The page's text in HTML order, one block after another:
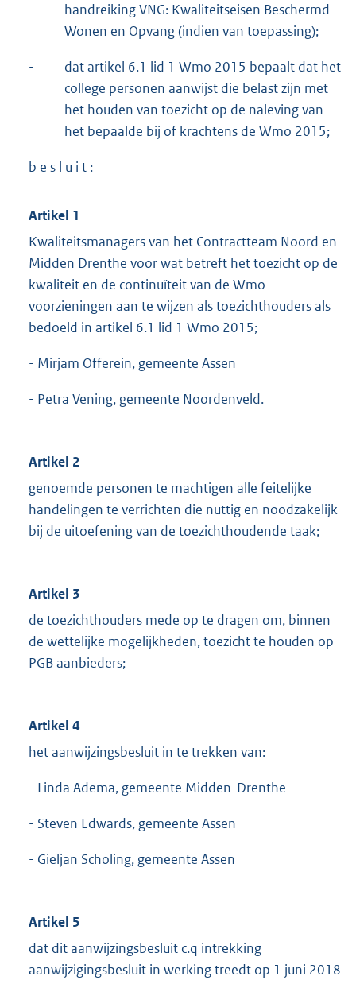
handreiking VNG: Kwaliteitseisen Beschermd
Wonen en Opvang (indien van toepassing);
-
dat artikel 6.1 lid 1 Wmo 2015 bepaalt dat het
college personen aanwijst die belast zijn met
het houden van toezicht op de naleving van
het bepaalde bij of krachtens de Wmo 2015;
b e s l u i t :
Artikel 1
Kwaliteitsmanagers van het Contractteam Noord en
Midden Drenthe voor wat betreft het toezicht op de
kwaliteit en de continuïteit van de Wmo-
voorzieningen aan te wijzen als toezichthouders als
bedoeld in artikel 6.1 lid 1 Wmo 2015;
- Mirjam Offerein, gemeente Assen
- Petra Vening, gemeente Noordenveld.
Artikel 2
genoemde personen te machtigen alle feitelijke
handelingen te verrichten die nuttig en noodzakelijk
bij de uitoefening van de toezichthoudende taak;
Artikel 3
de toezichthouders mede op te dragen om, binnen
de wettelijke mogelijkheden, toezicht te houden op
PGB aanbieders;
Artikel 4
het aanwijzingsbesluit in te trekken van:
- Linda Adema, gemeente Midden-Drenthe
- Steven Edwards, gemeente Assen
- Gieljan Scholing, gemeente Assen
Artikel 5
dat dit aanwijzingsbesluit c.q intrekking
aanwijzigingsbesluit in werking treedt op 1 juni 2018